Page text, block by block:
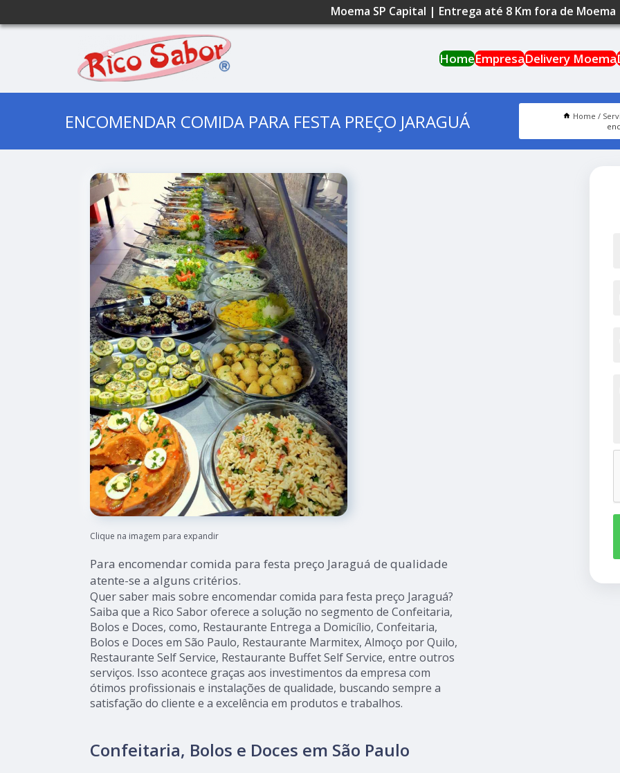
Moema SP Capital | Entrega até 8 Km fora de Moema
HomeEmpresaDelivery Moema
ENCOMENDAR COMIDA PARA FESTA PREÇO JARAGUÁ Home
Clique na imagem para expandir
Para encomendar comida para festa preço Jaraguá de qualidade
atente-se a alguns critérios.
Quer saber mais sobre encomendar comida para festa preço Jaraguá?
Saiba que a Rico Sabor oferece a solução no segmento de Confeitaria,
Bolos e Doces, como, Restaurante Entrega a Domicílio, Confeitaria,
Bolos e Doces em São Paulo, Restaurante Marmitex, Almoço por Quilo,
Restaurante Self Service, Restaurante Buffet Self Service, entre outros
serviços. Isso acontece graças aos investimentos da empresa com
ótimos profissionais e instalações de qualidade, buscando sempre a
satisfação do cliente e a excelência em produtos e trabalhos.
Confeitaria, Bolos e Doces em São Paulo